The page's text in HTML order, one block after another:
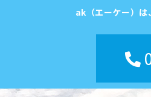
ak（エーケー）は